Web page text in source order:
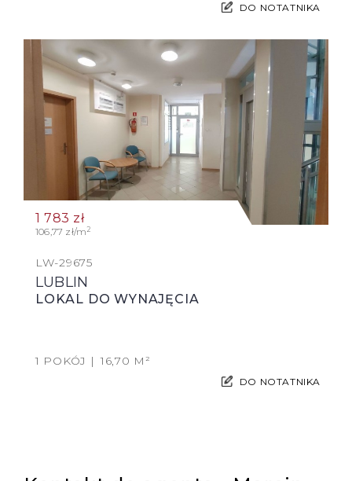
DO NOTATNIKA
LW-29675
LUBLIN
LOKAL DO WYNAJĘCIA
1 POKÓJ 16,70 M²
1 783 zł
106,77 zł/m2
DO NOTATNIKA